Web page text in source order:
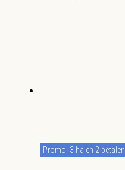
Promo: 3 halen 2 betalen